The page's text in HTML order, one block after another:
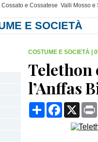
Cossato e Cossatese Valli Mosso e
E SOCIETÀ
COSTUME E SOCIETÀ
Telethon
l’Anffas
CondividiFacebook
X